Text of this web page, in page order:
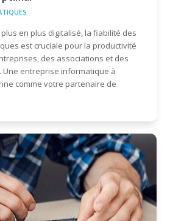
en plus digitalisé, la fiabilité des
est cruciale pour la productivité
des associations et des
Une entreprise informatique à
comme votre partenaire de